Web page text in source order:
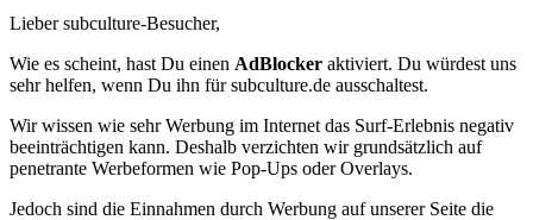
Lieber subculture-Besucher,
Wie es scheint, hast Du einen AdBlocker aktiviert. Du würdest uns
sehr helfen, wenn Du ihn für subculture.de ausschaltest.
Wir wissen wie sehr Werbung im Internet das Surf-Erlebnis negativ
beeinträchtigen kann. Deshalb verzichten wir grundsätzlich auf
penetrante Werbeformen wie Pop-Ups oder Overlays.
Jedoch sind die Einnahmen durch Werbung auf unserer Seite die